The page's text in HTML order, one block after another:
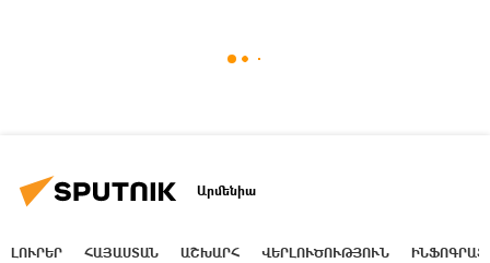
Արմենիա
ԼՈՒՐԵՐ ՀԱՅԱՍՏԱՆ ԱՇԽԱՐՀ ՎԵՐԼՈՒԾՈՒԹՅՈՒՆ